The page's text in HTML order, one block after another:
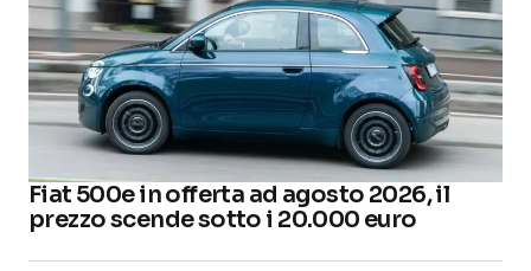
Fiat 500e in offerta ad agosto 2026, il
prezzo scende sotto i 20.000 euro